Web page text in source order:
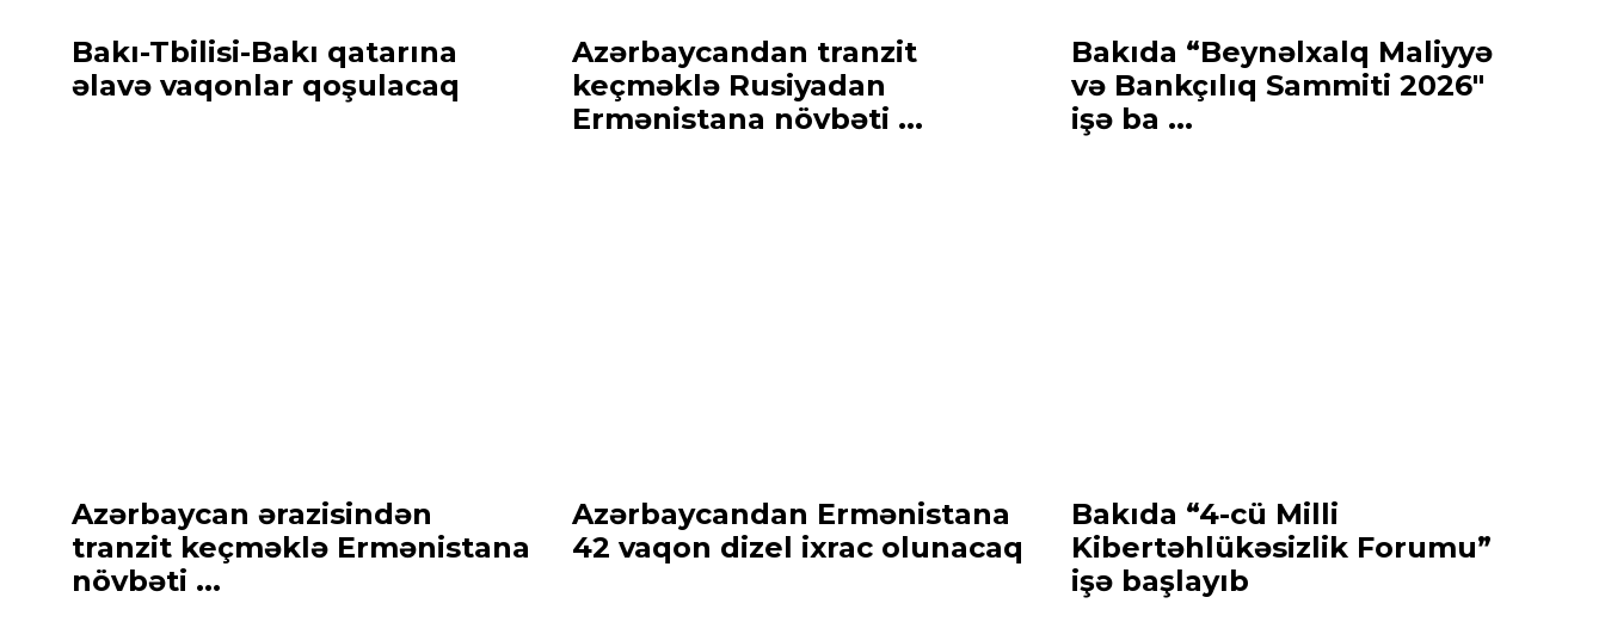
Bakı-Tbilisi-Bakı qatarına
əlavə vaqonlar qoşulacaq
Azərbaycandan tranzit
keçməklə Rusiyadan
Ermənistana növbəti ...
Bakıda “Beynəlxalq Maliyyə
və Bankçılıq Sammiti 2026"
işə ba ...
Azərbaycan ərazisindən
tranzit keçməklə Ermənistana
növbəti ...
Azərbaycandan Ermənistana
42 vaqon dizel ixrac olunacaq
Bakıda “4-cü Milli
Kibertəhlükəsizlik Forumu”
işə başlayıb